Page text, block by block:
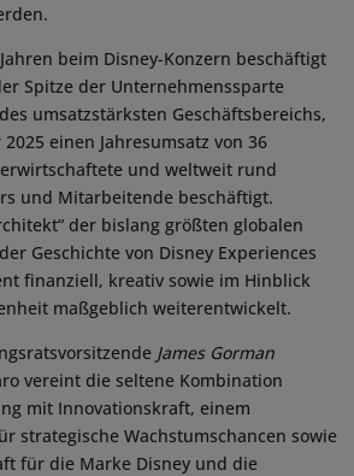
beim Disney-Konzern beschäftigt
Spitze der Unternehmenssparte
umsatzstärksten Geschäftsbereichs,
einen Jahresumsatz von 36
und weltweit rund
und Mitarbeitende beschäftigt.
der bislang größten globalen
Geschichte von Disney Experiences
finanziell, kreativ sowie im Hinblick
maßgeblich weiterentwickelt.
James Gorman
vereint die seltene Kombination
mit Innovationskraft, einem
strategische Wachstumschancen sowie
für die Marke Disney und die